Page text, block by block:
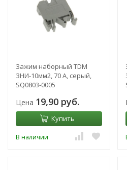
Зажим наборный TDM
ЗНИ-10мм2, 70 А, серый,
SQ0803-0005
Цена 19,90 руб.
Купить
В наличии